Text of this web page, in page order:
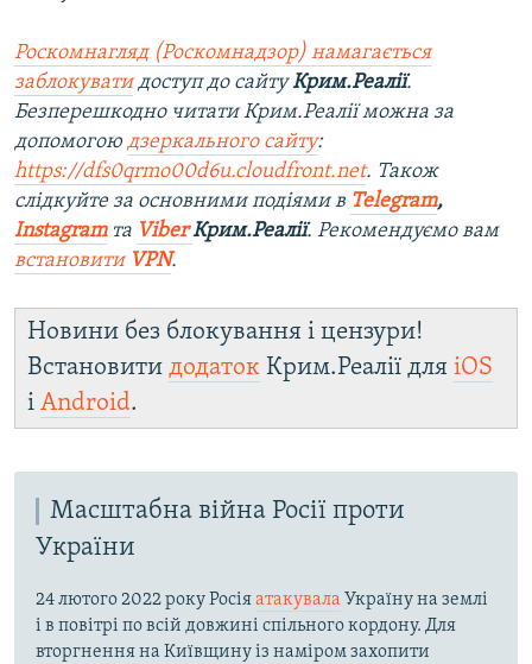
Роскомнагляд (Роскомнадзор) намагається
заблокуватидоступ до сайтуКрим.Реалії.
Безперешкодно читати Крим.Реалії можна за
допомогою дзеркального сайту:
https://dfs0qrmo00d6u.cloudfront.net. Також
слідкуйте за основними подіями в Telegram,
Instagramта ViberКрим.Реалії. Рекомендуємо вам
встановити VPN.
Новини без блокування і цензури!
Встановити додаток Крим.Реалії для iOS
і Android.
Масштабна війна Росії проти
України
24 лютого 2022 року Росіяатакувала Україну на землі
і в повітрі по всій довжині спільного кордону. Для
вторгнення на Київщину із наміром захопити